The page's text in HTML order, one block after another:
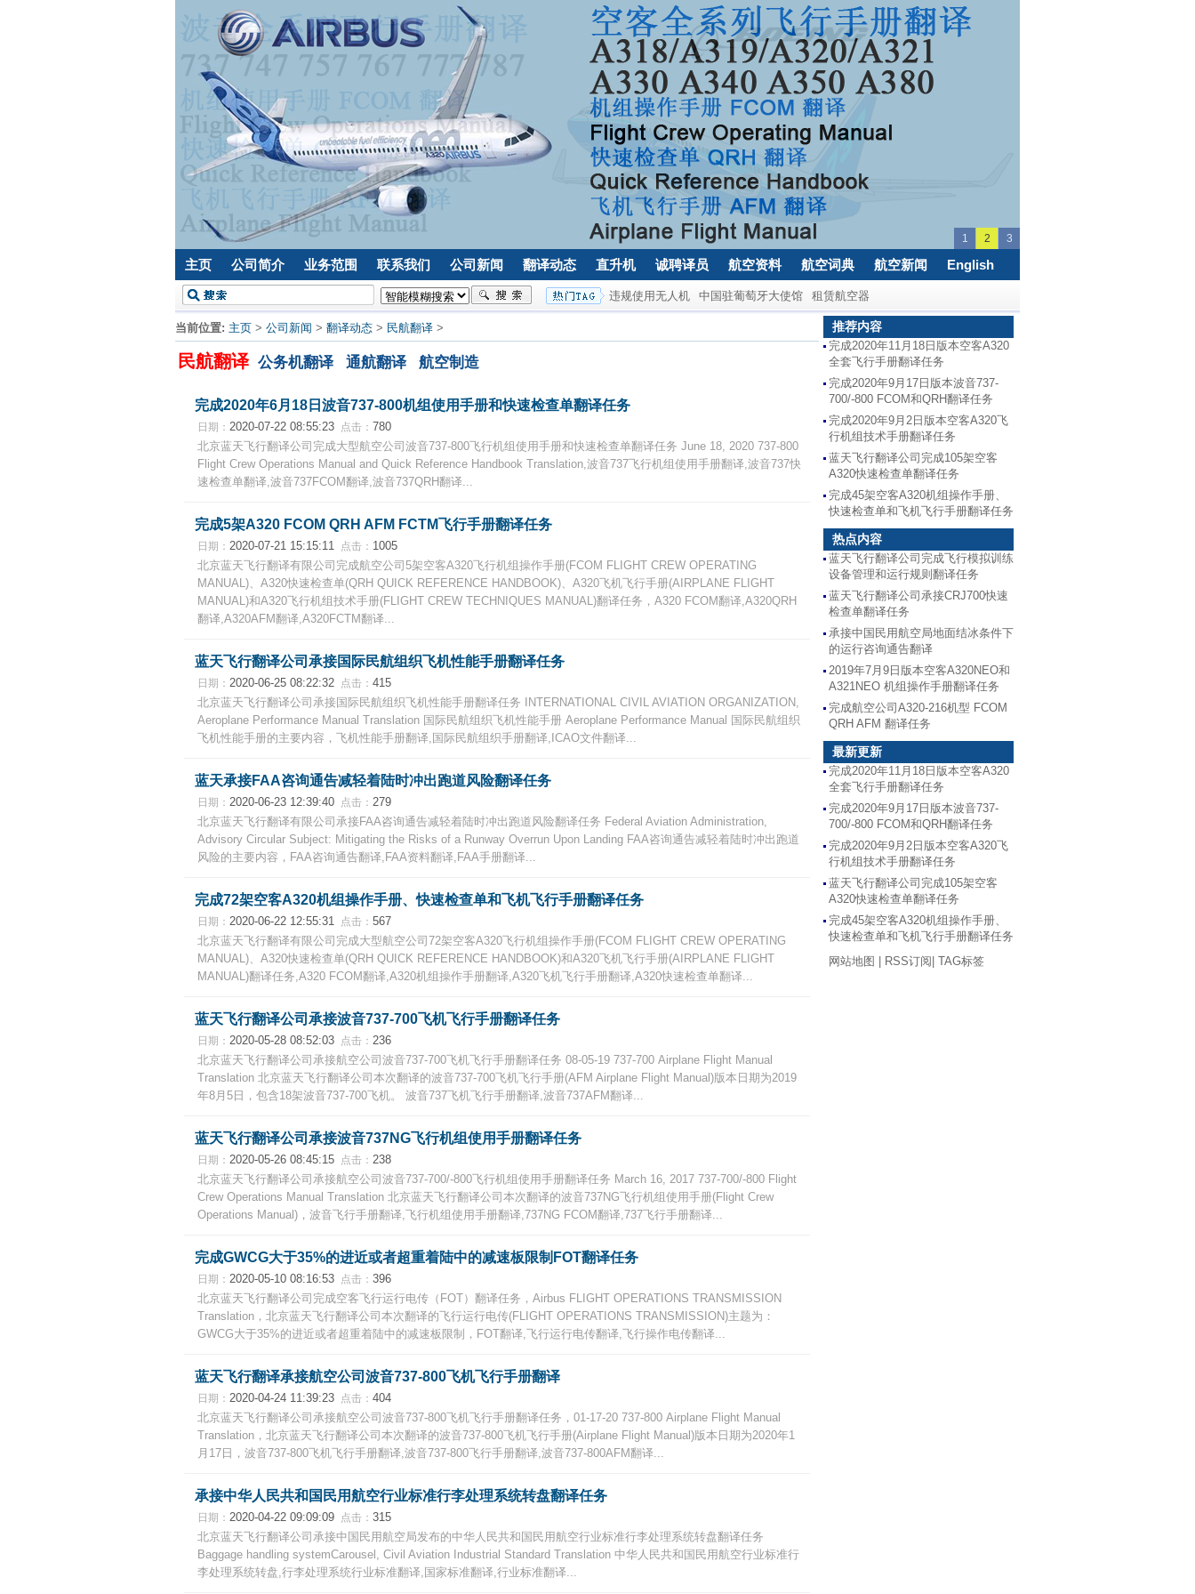
1 2 3
主页 公司简介 业务范围 联系我们 公司新闻 翻译动态 直升机 诚聘译员 航空资料 航空词典 航空新闻 English
违规使用无人机 中国驻葡萄牙大使馆 租赁航空器
当前位置: 主页 > 公司新闻 > 翻译动态 > 民航翻译 >
民航翻译 公务机翻译 通航翻译 航空制造
完成2020年6月18日波音737-800机组使用手册和快速检查单翻译任务
日期： 2020-07-22 08:55:23 点击： 780
北京蓝天飞行翻译公司完成大型航空公司波音737-800飞行机组使用手册和快速检查单翻译任务 June 18, 2020 737-800
Flight Crew Operations Manual and Quick Reference Handbook Translation,波音737飞行机组使用手册翻译,波音737快
速检查单翻译,波音737FCOM翻译,波音737QRH翻译...
完成5架A320 FCOM QRH AFM FCTM飞行手册翻译任务
日期： 2020-07-21 15:15:11 点击： 1005
北京蓝天飞行翻译有限公司完成航空公司5架空客A320飞行机组操作手册(FCOM FLIGHT CREW OPERATING
MANUAL)、A320快速检查单(QRH QUICK REFERENCE HANDBOOK)、A320飞机飞行手册(AIRPLANE FLIGHT
MANUAL)和A320飞行机组技术手册(FLIGHT CREW TECHNIQUES MANUAL)翻译任务，A320 FCOM翻译,A320QRH
翻译,A320AFM翻译,A320FCTM翻译...
蓝天飞行翻译公司承接国际民航组织飞机性能手册翻译任务
日期： 2020-06-25 08:22:32 点击： 415
北京蓝天飞行翻译公司承接国际民航组织飞机性能手册翻译任务 INTERNATIONAL CIVIL AVIATION ORGANIZATION,
Aeroplane Performance Manual Translation 国际民航组织飞机性能手册 Aeroplane Performance Manual 国际民航组织
飞机性能手册的主要内容，飞机性能手册翻译,国际民航组织手册翻译,ICAO文件翻译...
蓝天承接FAA咨询通告减轻着陆时冲出跑道风险翻译任务
日期： 2020-06-23 12:39:40 点击： 279
北京蓝天飞行翻译有限公司承接FAA咨询通告减轻着陆时冲出跑道风险翻译任务 Federal Aviation Administration,
Advisory Circular Subject: Mitigating the Risks of a Runway Overrun Upon Landing FAA咨询通告减轻着陆时冲出跑道
风险的主要内容，FAA咨询通告翻译,FAA资料翻译,FAA手册翻译...
完成72架空客A320机组操作手册、快速检查单和飞机飞行手册翻译任务
日期： 2020-06-22 12:55:31 点击： 567
北京蓝天飞行翻译有限公司完成大型航空公司72架空客A320飞行机组操作手册(FCOM FLIGHT CREW OPERATING
MANUAL)、A320快速检查单(QRH QUICK REFERENCE HANDBOOK)和A320飞机飞行手册(AIRPLANE FLIGHT
MANUAL)翻译任务,A320 FCOM翻译,A320机组操作手册翻译,A320飞机飞行手册翻译,A320快速检查单翻译...
蓝天飞行翻译公司承接波音737-700飞机飞行手册翻译任务
日期： 2020-05-28 08:52:03 点击： 236
北京蓝天飞行翻译公司承接航空公司波音737-700飞机飞行手册翻译任务 08-05-19 737-700 Airplane Flight Manual
Translation 北京蓝天飞行翻译公司本次翻译的波音737-700飞机飞行手册(AFM Airplane Flight Manual)版本日期为2019
年8月5日，包含18架波音737-700飞机。 波音737飞机飞行手册翻译,波音737AFM翻译...
蓝天飞行翻译公司承接波音737NG飞行机组使用手册翻译任务
日期： 2020-05-26 08:45:15 点击： 238
北京蓝天飞行翻译公司承接航空公司波音737-700/-800飞行机组使用手册翻译任务 March 16, 2017 737-700/-800 Flight
Crew Operations Manual Translation 北京蓝天飞行翻译公司本次翻译的波音737NG飞行机组使用手册(Flight Crew
Operations Manual)，波音飞行手册翻译,飞行机组使用手册翻译,737NG FCOM翻译,737飞行手册翻译...
完成GWCG大于35%的进近或者超重着陆中的减速板限制FOT翻译任务
日期： 2020-05-10 08:16:53 点击： 396
北京蓝天飞行翻译公司完成空客飞行运行电传（FOT）翻译任务，Airbus FLIGHT OPERATIONS TRANSMISSION
Translation，北京蓝天飞行翻译公司本次翻译的飞行运行电传(FLIGHT OPERATIONS TRANSMISSION)主题为：
GWCG大于35%的进近或者超重着陆中的减速板限制，FOT翻译,飞行运行电传翻译,飞行操作电传翻译...
蓝天飞行翻译承接航空公司波音737-800飞机飞行手册翻译
日期： 2020-04-24 11:39:23 点击： 404
北京蓝天飞行翻译公司承接航空公司波音737-800飞机飞行手册翻译任务，01-17-20 737-800 Airplane Flight Manual
Translation，北京蓝天飞行翻译公司本次翻译的波音737-800飞机飞行手册(Airplane Flight Manual)版本日期为2020年1
月17日，波音737-800飞机飞行手册翻译,波音737-800飞行手册翻译,波音737-800AFM翻译...
承接中华人民共和国民用航空行业标准行李处理系统转盘翻译任务
日期： 2020-04-22 09:09:09 点击： 315
北京蓝天飞行翻译公司承接中国民用航空局发布的中华人民共和国民用航空行业标准行李处理系统转盘翻译任务
Baggage handling systemCarousel, Civil Aviation Industrial Standard Translation 中华人民共和国民用航空行业标准行
李处理系统转盘,行李处理系统行业标准翻译,国家标准翻译,行业标准翻译...
推荐内容
完成2020年11月18日版本空客A320
全套飞行手册翻译任务
完成2020年9月17日版本波音737-
700/-800 FCOM和QRH翻译任务
完成2020年9月2日版本空客A320飞
行机组技术手册翻译任务
蓝天飞行翻译公司完成105架空客
A320快速检查单翻译任务
完成45架空客A320机组操作手册、
快速检查单和飞机飞行手册翻译任务
热点内容
蓝天飞行翻译公司完成飞行模拟训练
设备管理和运行规则翻译任务
蓝天飞行翻译公司承接CRJ700快速
检查单翻译任务
承接中国民用航空局地面结冰条件下
的运行咨询通告翻译
2019年7月9日版本空客A320NEO和
A321NEO 机组操作手册翻译任务
完成航空公司A320-216机型 FCOM
QRH AFM 翻译任务
最新更新
完成2020年11月18日版本空客A320
全套飞行手册翻译任务
完成2020年9月17日版本波音737-
700/-800 FCOM和QRH翻译任务
完成2020年9月2日版本空客A320飞
行机组技术手册翻译任务
蓝天飞行翻译公司完成105架空客
A320快速检查单翻译任务
完成45架空客A320机组操作手册、
快速检查单和飞机飞行手册翻译任务
网站地图
RSS订阅 TAG标签